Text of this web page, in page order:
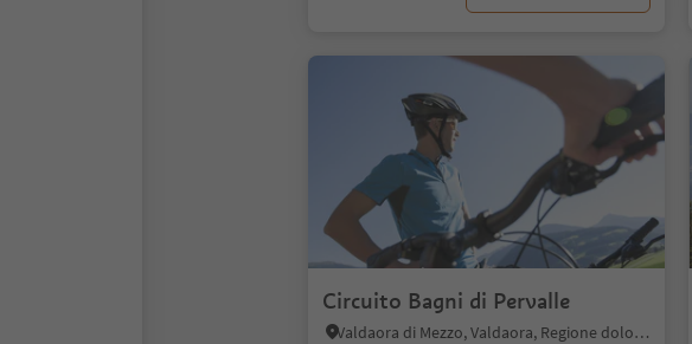
Circuito Bagni di Pervalle
Valdaora di Mezzo, Valdaora, Regione dolomitica Plan de Corones